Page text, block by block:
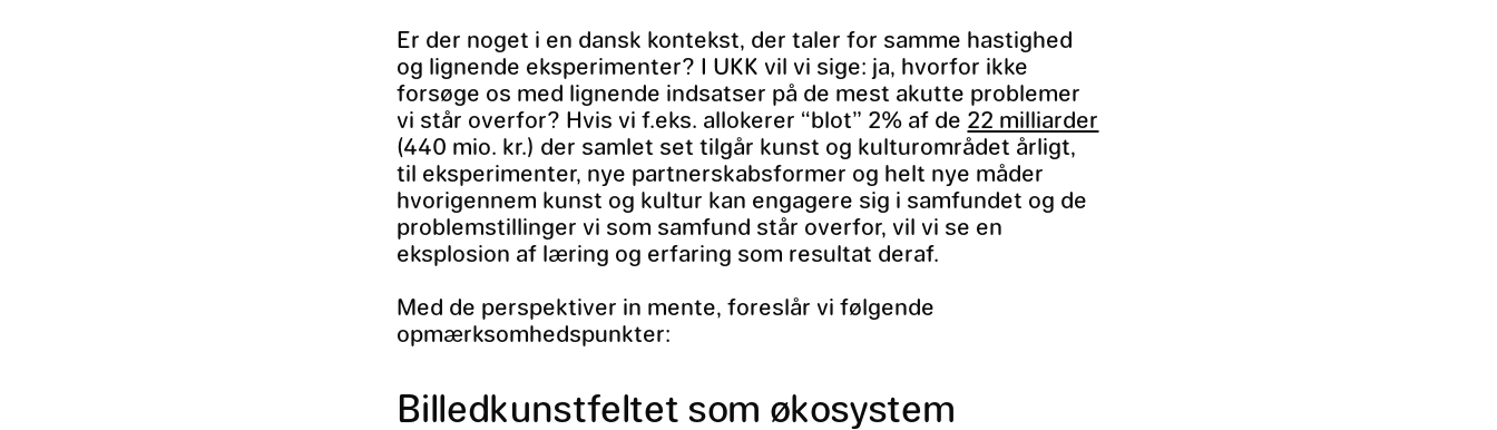
Er der noget i en dansk kontekst, der taler for samme hastighed
og lignende eksperimenter? I UKK vil vi sige: ja, hvorfor ikke
forsøge os med lignende indsatser på de mest akutte problemer
vi står overfor? Hvis vi f.eks. allokerer “blot” 2% af de 22 milliarder
(440 mio. kr.) der samlet set tilgår kunst og kulturområdet årligt,
til eksperimenter, nye partnerskabsformer og helt nye måder
hvorigennem kunst og kultur kan engagere sig i samfundet og de
problemstillinger vi som samfund står overfor, vil vi se en
eksplosion af læring og erfaring som resultat deraf.
Med de perspektiver in mente, foreslår vi følgende
opmærksomhedspunkter:
Billedkunstfeltet som økosystem